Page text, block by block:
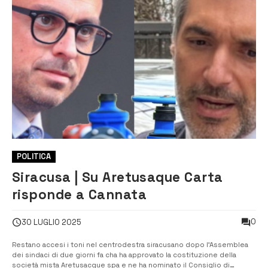
POLITICA
Siracusa | Su Aretusaque Carta
risponde a Cannata
30 LUGLIO 2025 0
Restano accesi i toni nel centrodestra siracusano dopo l’Assemblea
dei sindaci di due giorni fa cha ha approvato la costituzione della
società mista Aretusacque spa e ne ha nominato il Consiglio di